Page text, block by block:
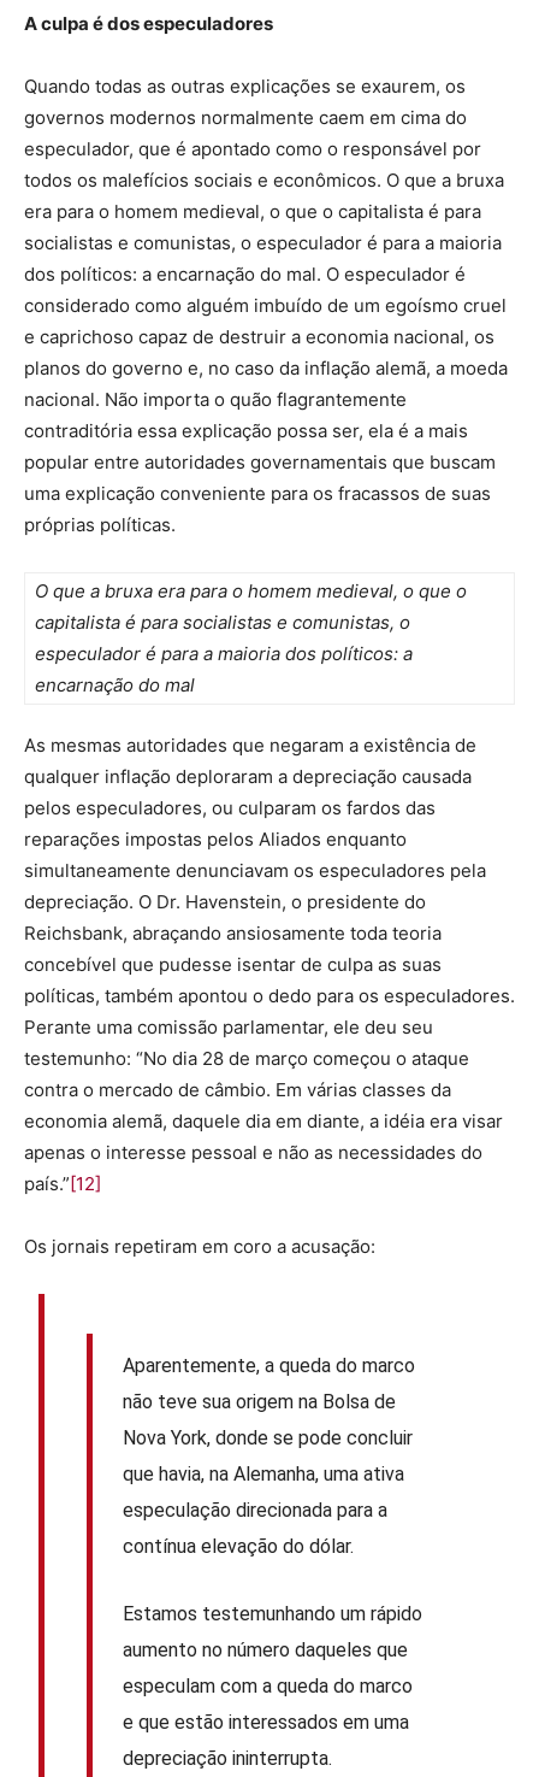
A culpa é dos especuladores
Quando todas as outras explicações se exaurem, os
governos modernos normalmente caem em cima do
especulador, que é apontado como o responsável por
todos os malefícios sociais e econômicos. O que a bruxa
era para o homem medieval, o que o capitalista é para
socialistas e comunistas, o especulador é para a maioria
dos políticos: a encarnação do mal. O especulador é
considerado como alguém imbuído de um egoísmo cruel
e caprichoso capaz de destruir a economia nacional, os
planos do governo e, no caso da inflação alemã, a moeda
nacional. Não importa o quão flagrantemente
contraditória essa explicação possa ser, ela é a mais
popular entre autoridades governamentais que buscam
uma explicação conveniente para os fracassos de suas
próprias políticas.
O que a bruxa era para o homem medieval, o que o
capitalista é para socialistas e comunistas, o
especulador é para a maioria dos políticos: a
encarnação do mal
As mesmas autoridades que negaram a existência de
qualquer inflação deploraram a depreciação causada
pelos especuladores, ou culparam os fardos das
reparações impostas pelos Aliados enquanto
simultaneamente denunciavam os especuladores pela
depreciação. O Dr. Havenstein, o presidente do
Reichsbank, abraçando ansiosamente toda teoria
concebível que pudesse isentar de culpa as suas
políticas, também apontou o dedo para os especuladores.
Perante uma comissão parlamentar, ele deu seu
testemunho: “No dia 28 de março começou o ataque
contra o mercado de câmbio. Em várias classes da
economia alemã, daquele dia em diante, a idéia era visar
apenas o interesse pessoal e não as necessidades do
país.”[12]
Os jornais repetiram em coro a acusação:
Aparentemente, a queda do marco
não teve sua origem na Bolsa de
Nova York, donde se pode concluir
que havia, na Alemanha, uma ativa
especulação direcionada para a
contínua elevação do dólar.
Estamos testemunhando um rápido
aumento no número daqueles que
especulam com a queda do marco
e que estão interessados em uma
depreciação ininterrupta.